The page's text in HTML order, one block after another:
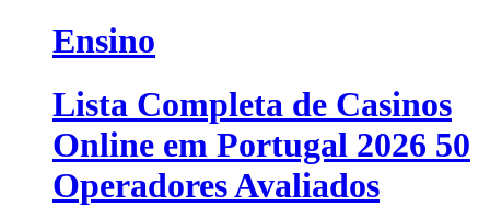
Ensino
Lista Completa de Casinos
Online em Portugal 2026 50
Operadores Avaliados